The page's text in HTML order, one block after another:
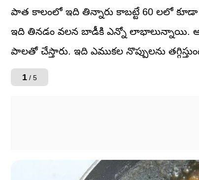
పాత కాలంలో ఇది తిన్నారు కాబట్టే 60 లలో
ఇది తినడం వలన బాడీకి ఎన్నో లాభాలున్నాయి.
పాలతో చేస్తారు. ఇది ఎముకల నొప్పులను
1 / 5